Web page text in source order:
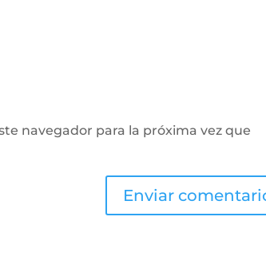
navegador para la próxima vez que